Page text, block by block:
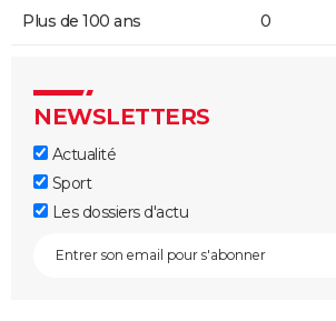
Plus de 100 ans 0
NEWSLETTERS
Actualité
Sport
Les dossiers d'actu